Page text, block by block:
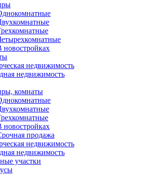
новостройках
недвижимость
недвижимость
комнаты
новостройках
продажа
недвижимость
недвижимость
участки